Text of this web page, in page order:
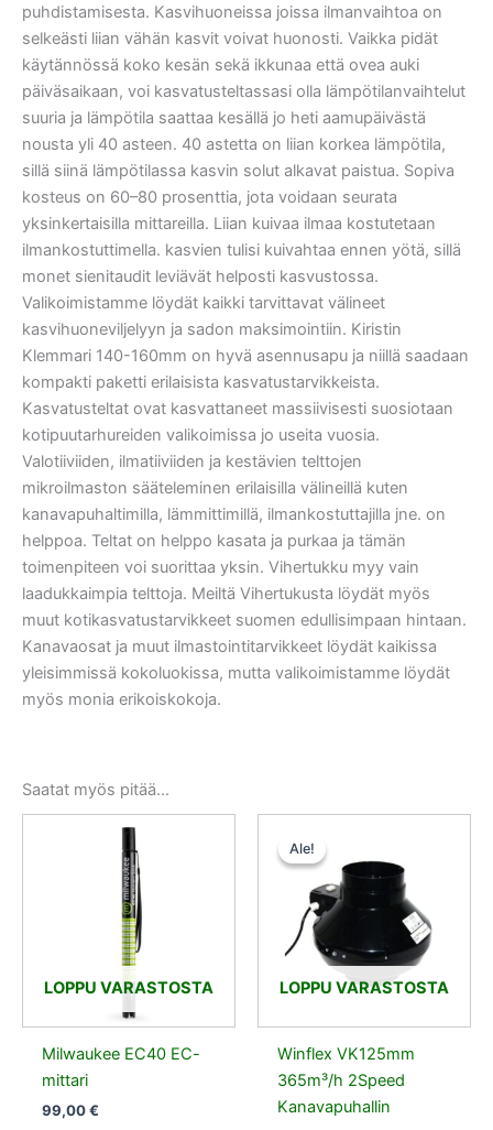
puhdistamisesta. Kasvihuoneissa joissa ilmanvaihtoa on
selkeästi liian vähän kasvit voivat huonosti. Vaikka pidät
käytännössä koko kesän sekä ikkunaa että ovea auki
päiväsaikaan, voi kasvatusteltassasi olla lämpötilanvaihtelut
suuria ja lämpötila saattaa kesällä jo heti aamupäivästä
nousta yli 40 asteen. 40 astetta on liian korkea lämpötila,
sillä siinä lämpötilassa kasvin solut alkavat paistua. Sopiva
kosteus on 60–80 prosenttia, jota voidaan seurata
yksinkertaisilla mittareilla. Liian kuivaa ilmaa kostutetaan
ilmankostuttimella. kasvien tulisi kuivahtaa ennen yötä, sillä
monet sienitaudit leviävät helposti kasvustossa.
Valikoimistamme löydät kaikki tarvittavat välineet
kasvihuoneviljelyyn ja sadon maksimointiin. Kiristin
Klemmari 140-160mm on hyvä asennusapu ja niillä saadaan
kompakti paketti erilaisista kasvatustarvikkeista.
Kasvatusteltat ovat kasvattaneet massiivisesti suosiotaan
kotipuutarhureiden valikoimissa jo useita vuosia.
Valotiiviiden, ilmatiiviiden ja kestävien telttojen
mikroilmaston sääteleminen erilaisilla välineillä kuten
kanavapuhaltimilla, lämmittimillä, ilmankostuttajilla jne. on
helppoa. Teltat on helppo kasata ja purkaa ja tämän
toimenpiteen voi suorittaa yksin. Vihertukku myy vain
laadukkaimpia telttoja. Meiltä Vihertukusta löydät myös
muut kotikasvatustarvikkeet suomen edullisimpaan hintaan.
Kanavaosat ja muut ilmastointitarvikkeet löydät kaikissa
yleisimmissä kokoluokissa, mutta valikoimistamme löydät
myös monia erikoiskokoja.
Saatat myös pitää...
LOPPU VARASTOSTA
Milwaukee EC40 EC-
mittari
99,00€
Ale!
LOPPU VARASTOSTA
Ale!
Winflex VK125mm
365m³/h 2Speed
Kanavapuhallin
oli:
91,00 €.
on:
86,45 €.